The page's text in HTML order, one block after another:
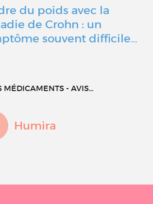
du poids avec la
de Crohn : un
souvent difficile…
MÉDICAMENTS - AVIS...
Humira